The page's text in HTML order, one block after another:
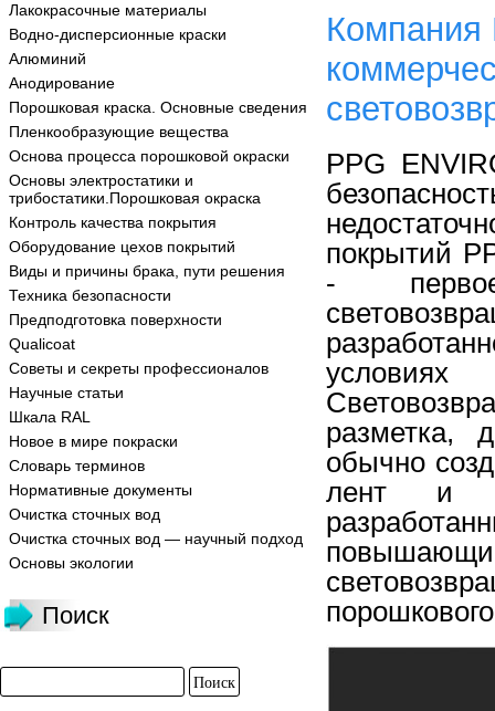
Лакокрасочные материалы
Водно-дисперсионные краски
Алюминий
Анодирование
Порошковая краска. Основные сведения
Пленкообразующие вещества
Основа процесса порошковой окраски
Основы электростатики и
трибостатики.Порошковая окраска
Контроль качества покрытия
Оборудование цехов покрытий
Виды и причины брака, пути решения
Техника безопасности
Предподготовка поверхности
Qualicoat
Советы и секреты профессионалов
Научные статьи
Шкала RAL
Новое в мире покраски
Словарь терминов
Нормативные документы
Очистка сточных вод
Очистка сточных вод — научный подход
Основы экологии
Поиск
Компания
PPG
покрытий
-
разметка,
обычно
лент
и
порошкового